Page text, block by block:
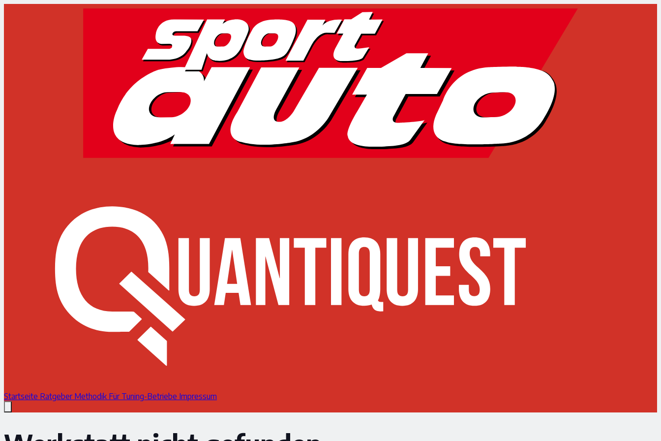
Startseite Ratgeber Methodik Für Tuning-Betriebe Impressum